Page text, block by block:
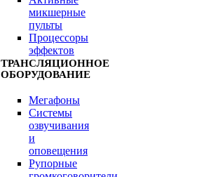
микшерные
пульты
Процессоры
эффектов
ТРАНСЛЯЦИОННОЕ
ОБОРУДОВАНИЕ
Мегафоны
Системы
озвучивания
и
оповещения
Рупорные